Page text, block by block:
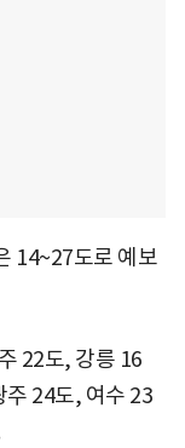
14~27도로 예보
22도, 강릉 16
24도, 여수 23